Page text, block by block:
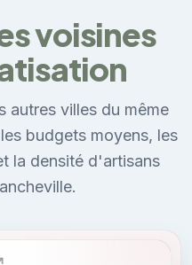
voisines
autres villes du même
budgets moyens, les
la densité d'artisans